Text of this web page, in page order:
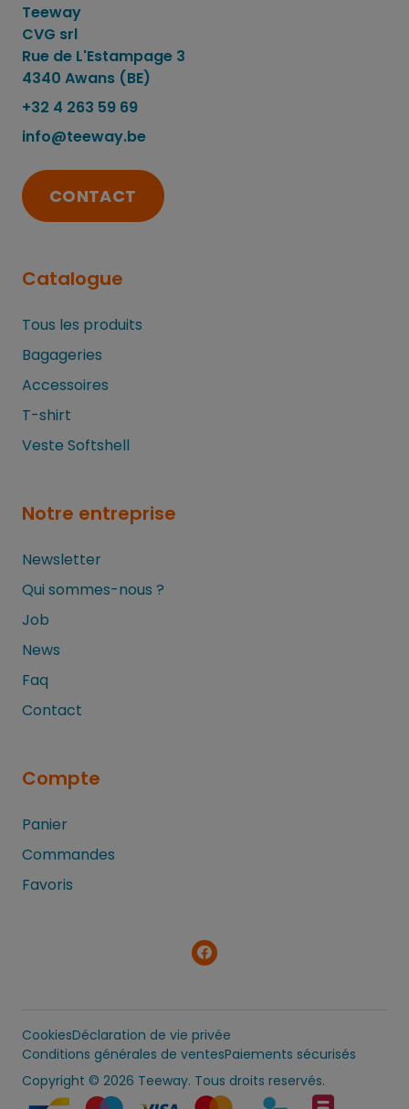
Teeway
CVG srl
Rue de L'Estampage 3
4340 Awans (BE)
+32 4 263 59 69
info@teeway.be
CONTACT
Catalogue
Tous les produits
Bagageries
Accessoires
T-shirt
Veste Softshell
Notre entreprise
Newsletter
Qui sommes-nous ?
Job
News
Faq
Contact
Compte
Panier
Commandes
Favoris
CookiesDéclaration de vie privée
Conditions générales de ventesPaiements sécurisés
Copyright © 2026 Teeway. Tous droits reservés.